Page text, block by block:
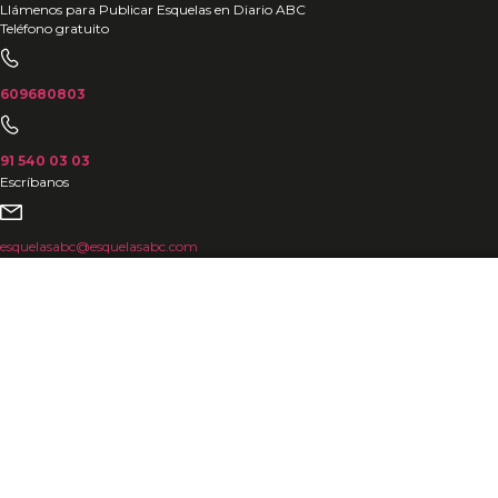
Ir
al
contenido
Llámenos para Publicar Esquelas en Diario ABC
Teléfono gratuito
609680803
91 540 03 03
Escríbanos
esquelasabc@esquelasabc.com